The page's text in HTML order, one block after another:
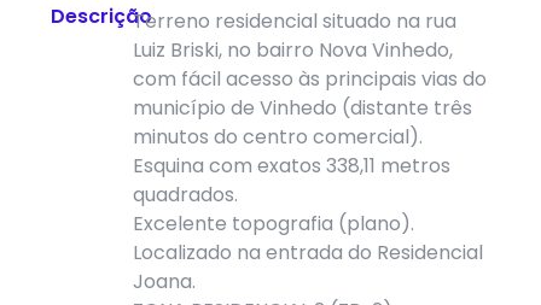
DescriçãoTerreno residencial situado na rua
Luiz Briski, no bairro Nova Vinhedo,
com fácil acesso às principais vias do
município de Vinhedo (distante três
minutos do centro comercial).
Esquina com exatos 338,11 metros
quadrados.
Excelente topografia (plano).
Localizado na entrada do Residencial
Joana.